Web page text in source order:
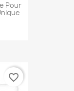
Pour
favorite_border